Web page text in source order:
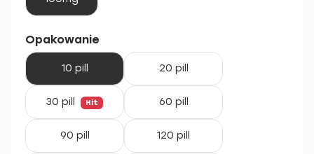
Opakowanie
10 pill 20 pill
30 pill Hit 60 pill
90 pill 120 pill